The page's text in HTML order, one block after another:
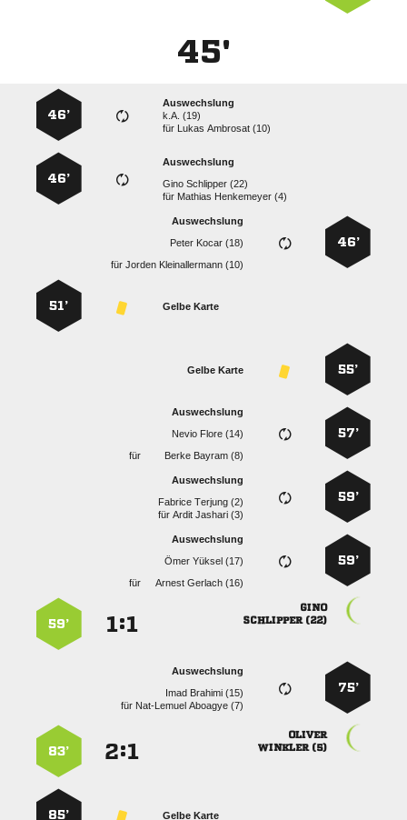
45'
Auswechslung
k.A. (19)
für   
46’
Auswechslung
  
für   
46’
46’
Auswechslung
  
für  
Gelbe Karte
51’
55’
Gelbe Karte
57’
Auswechslung
  
für
  
59’
Auswechslung
  
für  
59’
Auswechslung
  
für
  

 
:
59’
75’
Auswechslung
  
für   

 
:
83’
Gelbe Karte
85’